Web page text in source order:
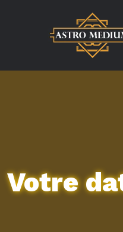
Votre